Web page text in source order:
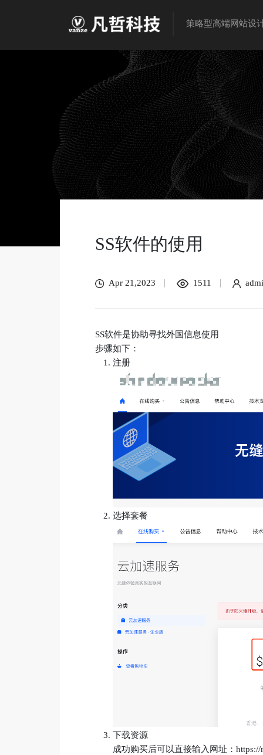
策略型高端网站设
SS软件的使用
Apr 21,2023 1511
SS软件是协助寻找外国信息使用
步骤如下：
注册
选择套餐
下载资源
成功购买后可以直接输入网址：https://